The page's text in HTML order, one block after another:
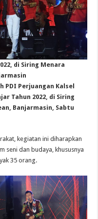
di Siring Menara
PDI Perjuangan Kalsel
Tahun 2022, di Siring
Banjarmasin, Sabtu
kegiatan ini diharapkan
seni dan budaya, khususnya
35 orang.